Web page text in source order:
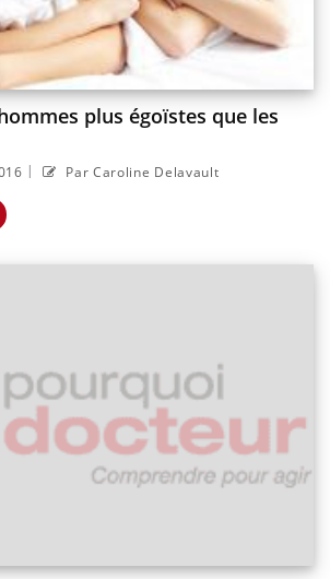
plus égoïstes que les
| Par Caroline Delavault